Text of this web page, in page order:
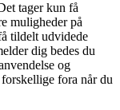
tager kun få
muligheder på
tildelt udvidede
dig bedes du
og
fora når du